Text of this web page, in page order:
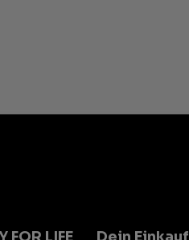
Dein Einkauf
FOR LIFE